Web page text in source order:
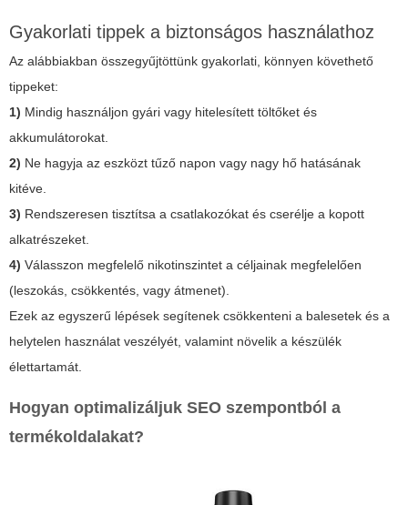
Gyakorlati tippek a biztonságos használathoz
Az alábbiakban összegyűjtöttünk gyakorlati, könnyen követhető
tippeket:
1) Mindig használjon gyári vagy hitelesített töltőket és
akkumulátorokat.
2) Ne hagyja az eszközt tűző napon vagy nagy hő hatásának
kitéve.
3) Rendszeresen tisztítsa a csatlakozókat és cserélje a kopott
alkatrészeket.
4) Válasszon megfelelő nikotinszintet a céljainak megfelelően
(leszokás, csökkentés, vagy átmenet).
Ezek az egyszerű lépések segítenek csökkenteni a balesetek és a
helytelen használat veszélyét, valamint növelik a készülék
élettartamát.
Hogyan optimalizáljuk SEO szempontból a
termékoldalakat?